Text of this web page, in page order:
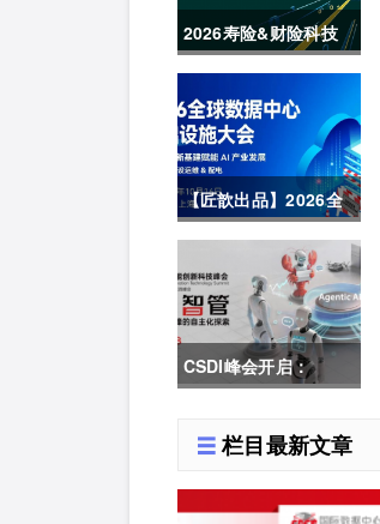
2026寿险&财险科技
创新论坛圆满举办
【匠歆出品】2026全
球数据中心基础设施大
会首发｜院士领衔，
100+头部企业已确
认，500人齐聚上海
CSDI峰会开启：
的黄金期，智能系统重
栏目最新文章